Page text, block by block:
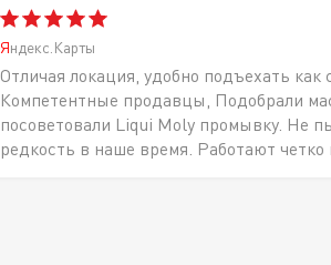
Яндекс.Карты
Отличая локация, удобно подъехать
Компетентные продавцы, Подобрали
посоветовали Liqui Moly промывку. Не
редкость в наше время. Работают